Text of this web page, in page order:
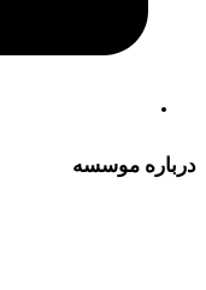
درباره موسسه